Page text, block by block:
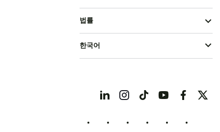
법률
한국어